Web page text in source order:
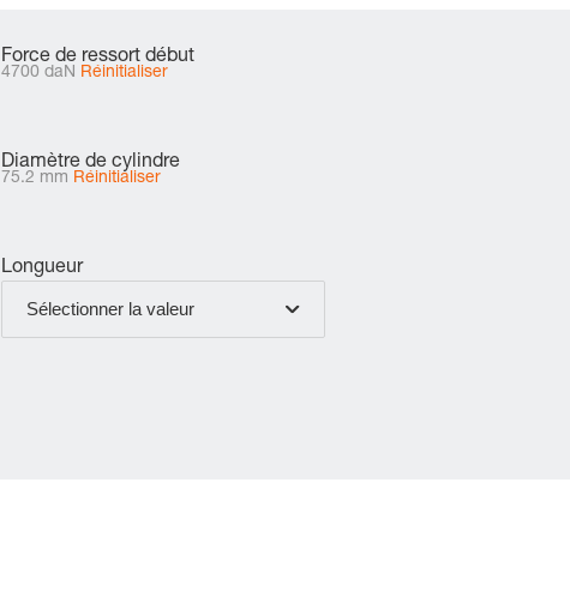
Force de ressort début
4700 daN Réinitialiser
Diamètre de cylindre
75.2 mm Réinitialiser
Longueur
Sélectionner la valeur